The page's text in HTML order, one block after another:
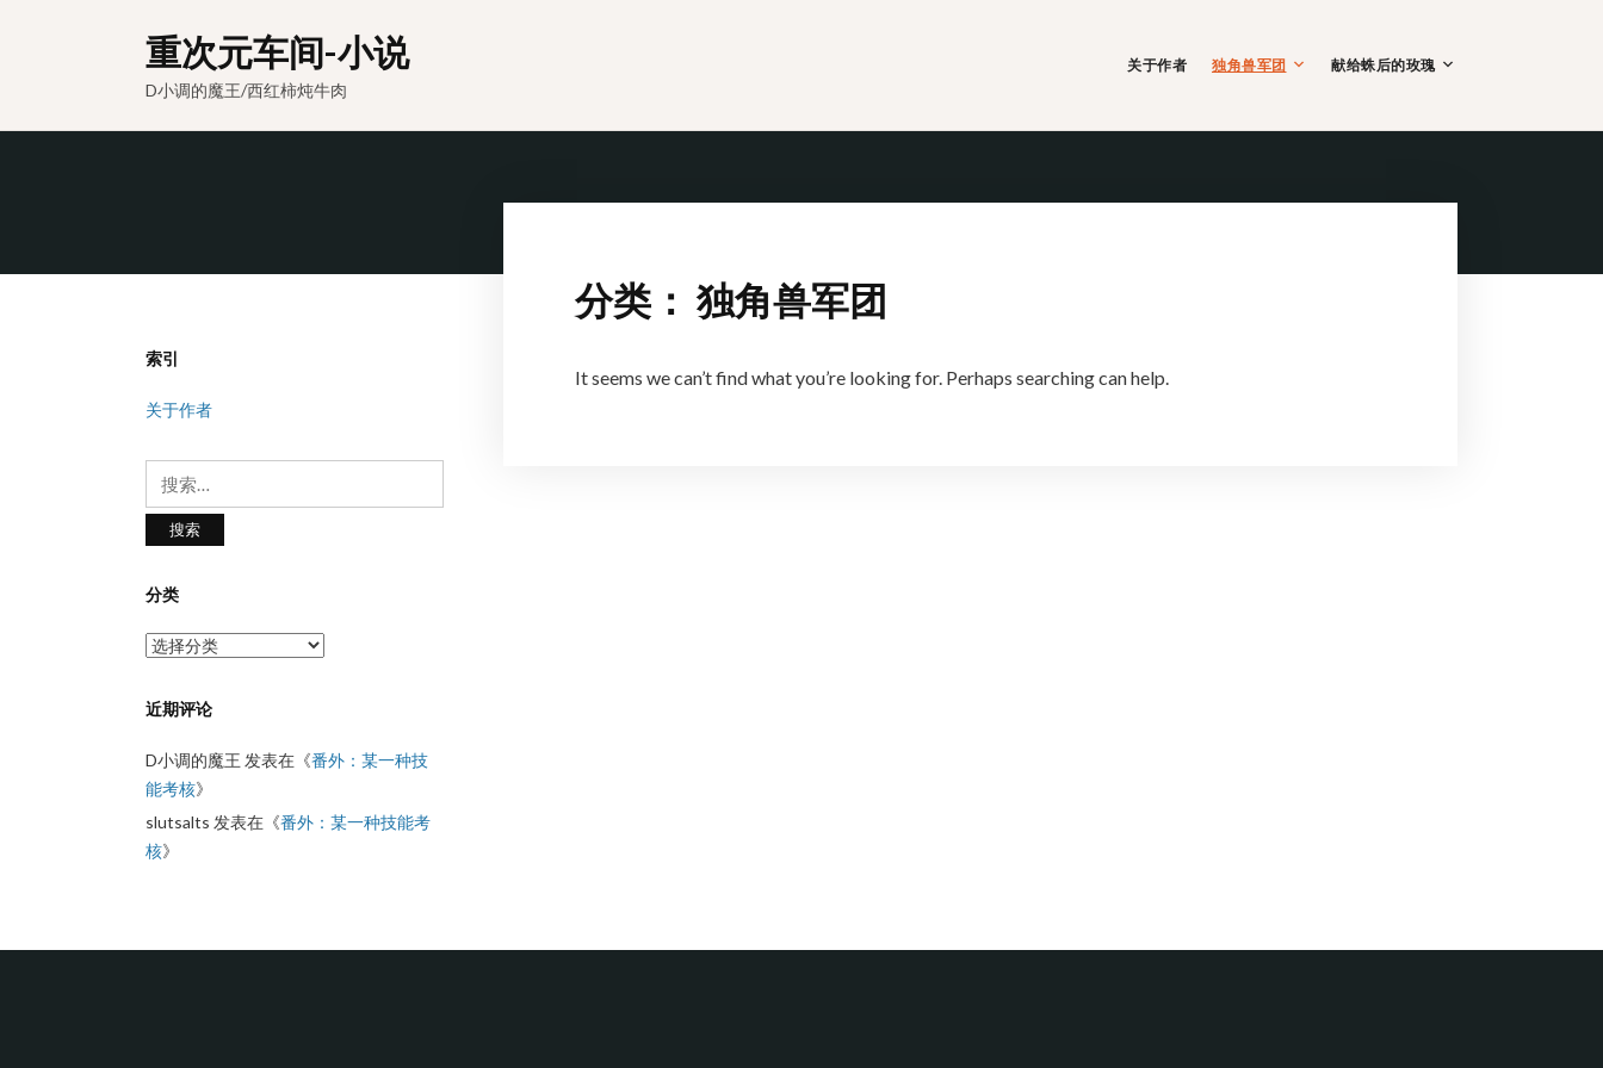
重次元车间-小说
D小调的魔王/西红柿炖牛肉
关于作者 独角兽军团 献给蛛后的玫瑰
分类：独角兽军团
It seems we can’t find what you’re looking for. Perhaps searching can help.
索引
关于作者
分类
分
近期评论
D小调的魔王 发表在《番外：某一种技
能考核》
slutsalts 发表在《番外：某一种技能考
核》